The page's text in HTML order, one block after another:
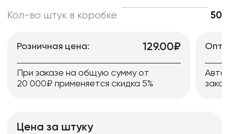
Кол-во штук в коробке 50
Розничная цена: 129.00₽
При заказе на общую сумму от
20 000₽ применяется скидка 5%
Цена за штуку